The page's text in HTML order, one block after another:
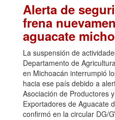
Alerta de
frena
aguacate
La suspensión de
Departamento de
en Michoacán interrumpió
hacia ese país debido a
Asociación de Productores
Exportadores de Aguacate
confirmó en la circular DG/